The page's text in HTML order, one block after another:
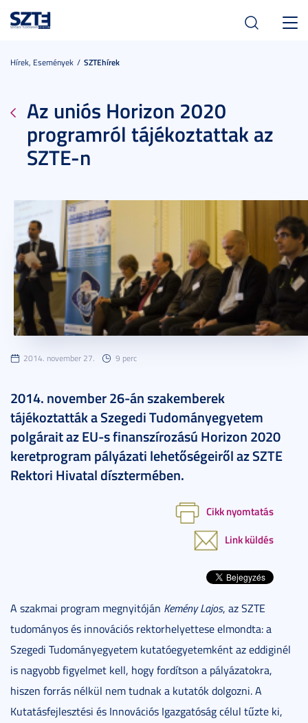
Hírek, Események SZTEhírek
Az uniós Horizon 2020
programról tájékoztattak az
SZTE-n
2014. november 27. 9 perc
2014. november 26-án szakemberek
tájékoztatták a Szegedi Tudományegyetem
polgárait az EU-s finanszírozású Horizon 2020
keretprogram pályázati lehetőségeiről az SZTE
Rektori Hivatal dísztermében.
Cikk nyomtatás
Link küldés
A szakmai program megnyitóján Kemény Lajos, az SZTE
tudományos és innovációs rektorhelyettese elmondta: a
Szegedi Tudományegyetem kutatóegyetemként az eddiginél
is nagyobb figyelmet kell, hogy fordítson a pályázatokra,
hiszen forrás nélkül nem tudnak a kutatók dolgozni. A
Kutatásfejlesztési és Innovációs Igazgatóság célul tűzte ki,